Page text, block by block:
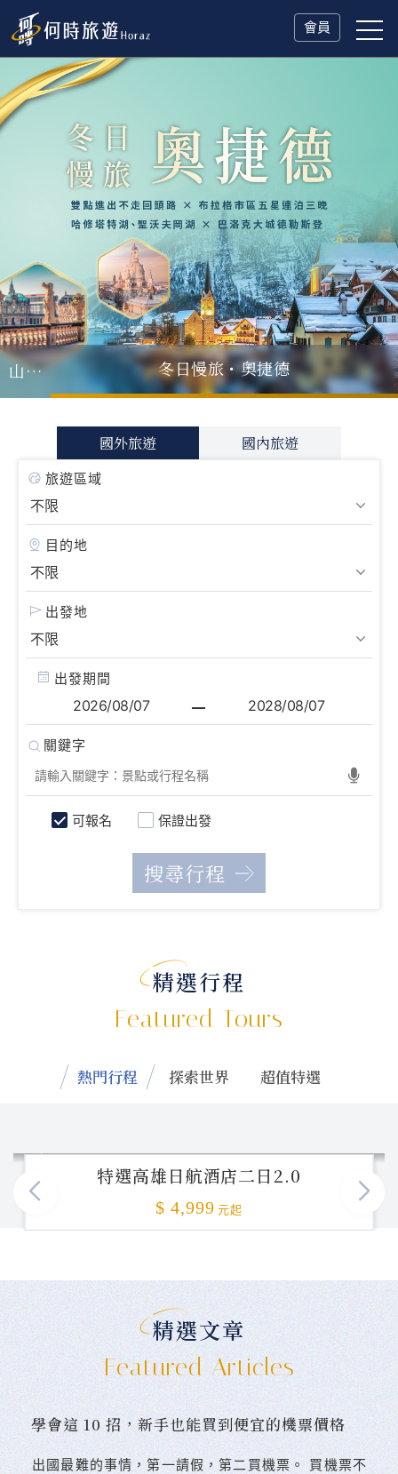
會員
父親節．限時特別企劃
一人旅行Solo Travel
山海雙享・北海道冬日慢旅・奧捷德
國外旅遊 國內旅遊
旅遊區域
目的地
出發地
出發期間
可報名 保證出發
精選行程
Featured Tours
熱門行程 探索世界 超值特選
特選高雄日航酒店二日2.0
$ 4,999 元起
精選文章
Featured Articles
學會這 10 招，新手也能買到便宜的機票價格
󠀠出國最難的事情，第一請假，第二買機票。 󠀠買機票不